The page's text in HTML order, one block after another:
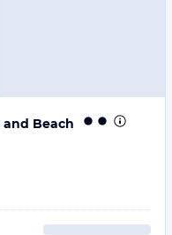
and Beach